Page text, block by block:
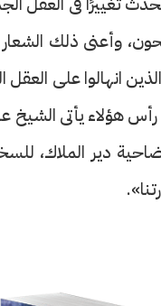
وأعنى ذلك الشعار
انهالوا على
رأس هؤلاء يأتى
دير الملاك،